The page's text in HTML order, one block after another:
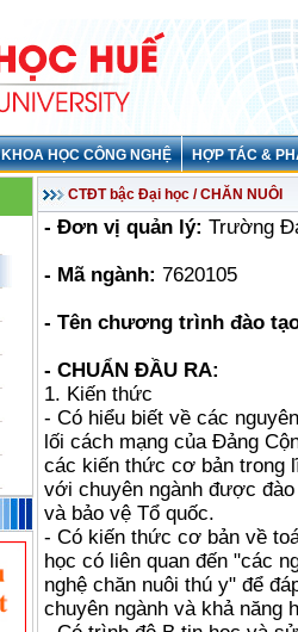
KHOA HỌC CÔNG NGHỆ HỢP TÁC &
CTĐT bậc Đại học / CHĂN NUÔI
- Đơn vị quản lý: Trường
- Mã ngành: 7620105
- Tên chương trình đào
- CHUẨN ĐẦU RA:
1. Kiến thức
- Có hiểu biết về các
lối cách mạng của Đảng
các kiến thức cơ bản trong
với chuyên ngành được
và bảo vệ Tổ quốc.
- Có kiến thức cơ bản về
học có liên quan đến "các
nghệ chăn nuôi thú y" để
chuyên ngành và khả năng